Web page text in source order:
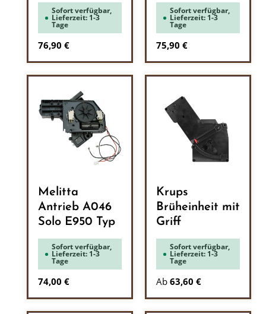
Sofort verfügbar,
Lieferzeit: 1-3
Tage
Regulärer Preis:
76,90 €
Sofort verfügbar,
Lieferzeit: 1-3
Tage
Regulärer Preis:
75,90 €
Melitta
Antrieb A046
Solo E950 Typ
Sofort verfügbar,
Lieferzeit: 1-3
Tage
Regulärer Preis:
74,00 €
Krups
Brüheinheit mit
Griff
Sofort verfügbar,
Lieferzeit: 1-3
Tage
Ab 63,60 €